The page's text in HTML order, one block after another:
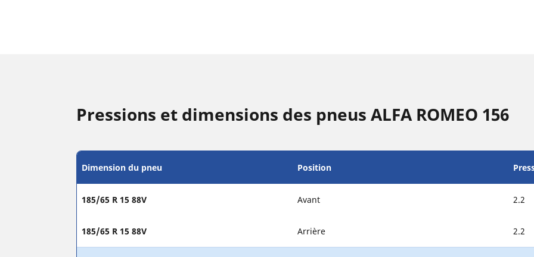
Pressions et dimensions des pneus ALFA ROMEO 156
Dimension du pneu Position
185/65 R 15 88V Avant 2.2
185/65 R 15 88V Arrière 2.2